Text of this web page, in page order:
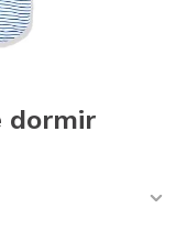
dormir